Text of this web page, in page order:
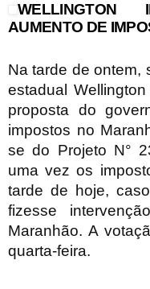
WELLINGTON
AUMENTO DE
Na tarde de ontem,
estadual
proposta do
impostos no
se do Projeto N°
uma vez os
tarde de hoje,
fizesse
Maranhão. A
quarta-feira.